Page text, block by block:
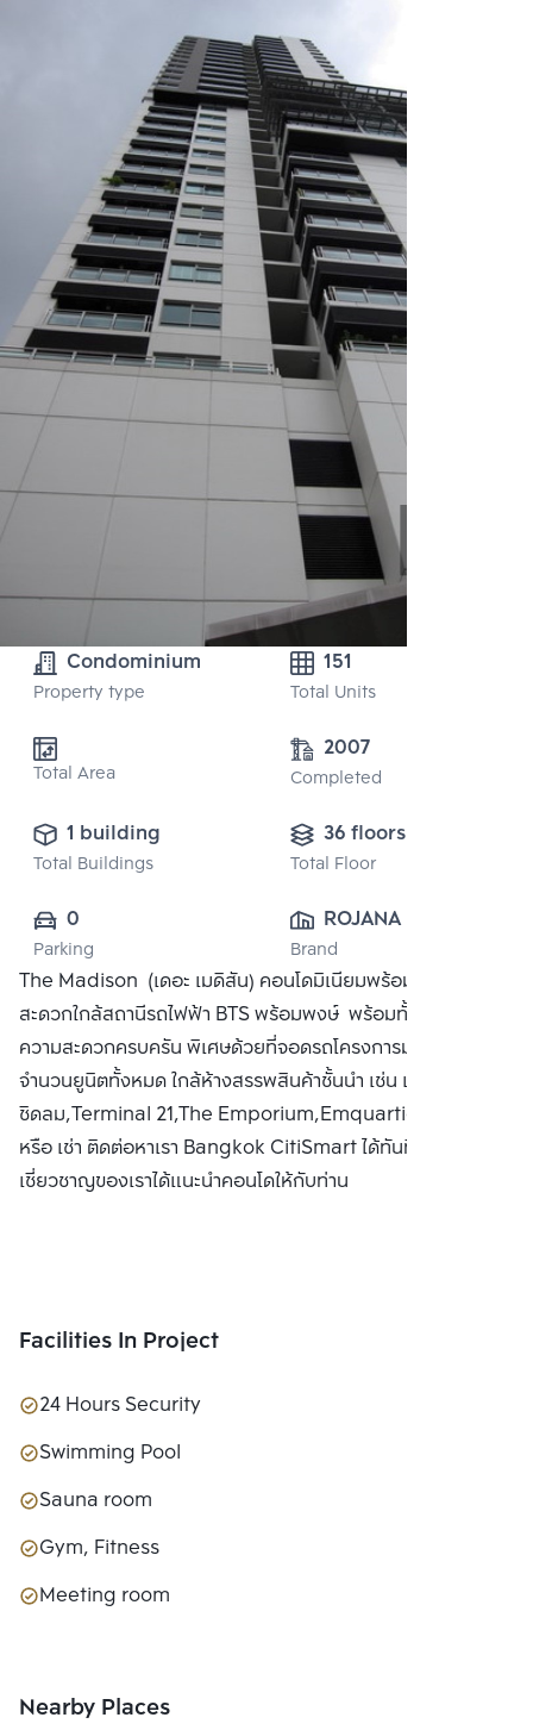
Condominium
Property type
151
Total Units
Total Area
2007
Completed
1 building
Total Buildings
36 floors
Total Floor
0
Parking
ROJANA
PROPERTY CO.,
LTD.
Brand
The Madison (เดอะ เมดิสัน) คอนโดมิเนียมพร้อมอยู่เดินทาง
สะดวกใกล้สถานีรถไฟฟ้า BTS พร้อมพงษ์ พร้อมทั้งสิ่งอำนวย
ความสะดวกครบครัน พิเศษด้วยที่จอดรถโครงการมากกว่า
จำนวนยูนิตทั้งหมด ใกล้ห้างสรรพสินค้าชั้นนำ เช่น เซ็นทรัล
ชิดลม,Terminal 21,The Emporium,Emquartier ซื้อ ขาย
หรือ เช่า ติดต่อหาเรา Bangkok CitiSmart ได้ทันที เพื่อให้ผู้
เชี่ยวชาญของเราได้แนะนำคอนโดให้กับท่าน
Facilities In Project
24 Hours Security
Swimming Pool
Sauna room
Gym, Fitness
Meeting room
Nearby Places